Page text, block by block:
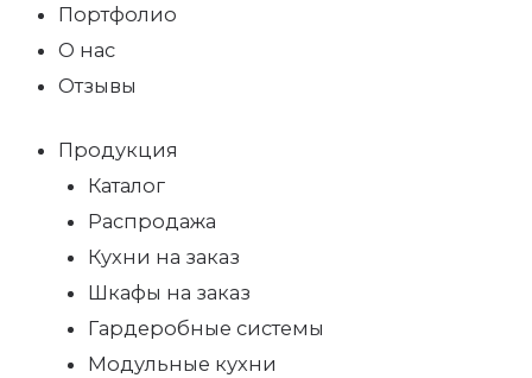
Портфолио
О нас
Отзывы
Продукция
Каталог
Распродажа
Кухни на заказ
Шкафы на заказ
Гардеробные системы
Модульные кухни